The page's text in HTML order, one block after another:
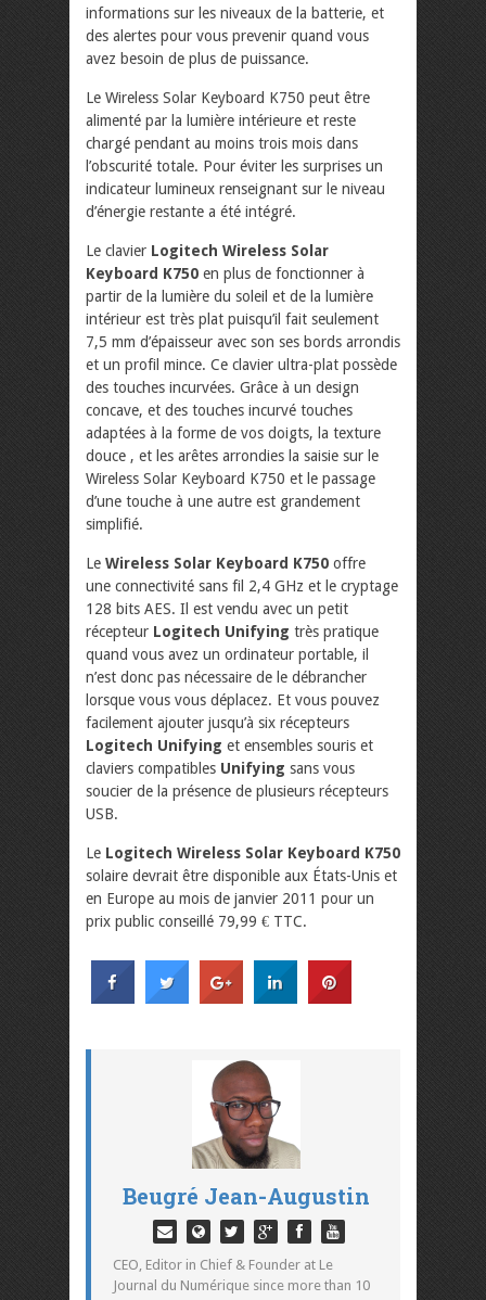
informations sur les niveaux de la batterie, et
des alertes pour vous prevenir quand vous
avez besoin de plus de puissance.
Le Wireless Solar Keyboard K750 peut être
alimenté par la lumière intérieure et reste
chargé pendant au moins trois mois dans
l’obscurité totale. Pour éviter les surprises un
indicateur lumineux renseignant sur le niveau
d’énergie restante a été intégré.
Le clavier Logitech Wireless Solar
Keyboard K750 en plus de fonctionner à
partir de la lumière du soleil et de la lumière
intérieur est très plat puisqu’il fait seulement
7,5 mm d’épaisseur avec son ses bords arrondis
et un profil mince. Ce clavier ultra-plat possède
des touches incurvées. Grâce à un design
concave, et des touches incurvé touches
adaptées à la forme de vos doigts, la texture
douce , et les arêtes arrondies la saisie sur le
Wireless Solar Keyboard K750 et le passage
d’une touche à une autre est grandement
simplifié.
Le Wireless Solar Keyboard K750 offre
une connectivité sans fil 2,4 GHz et le cryptage
128 bits AES. Il est vendu avec un petit
récepteur Logitech Unifying très pratique
quand vous avez un ordinateur portable, il
n’est donc pas nécessaire de le débrancher
lorsque vous vous déplacez. Et vous pouvez
facilement ajouter jusqu’à six récepteurs
Logitech Unifying et ensembles souris et
claviers compatibles Unifying sans vous
soucier de la présence de plusieurs récepteurs
USB.
Le Logitech Wireless Solar Keyboard K750
solaire devrait être disponible aux États-Unis et
en Europe au mois de janvier 2011 pour un
prix public conseillé 79,99 € TTC.
Beugré Jean-Augustin
CEO, Editor in Chief & Founder at Le
Journal du Numérique since more than 10